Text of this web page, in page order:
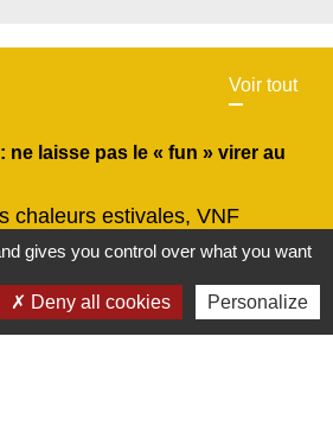
Voir tout
ne laisse pas le « fun » virer au
chaleurs estivales, VNF
de France) alerte sur les
sauvage.
chevron_left Previous
chevron_rightNext
gives you control over what you want
Deny all cookies Personalize